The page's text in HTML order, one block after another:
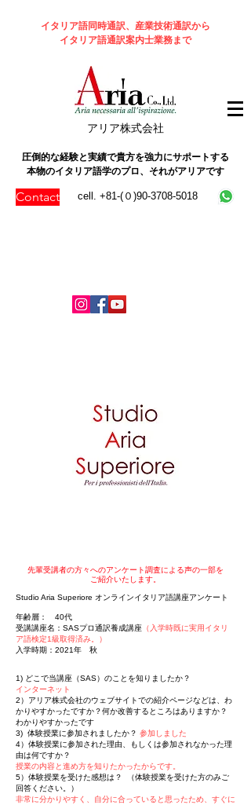
イタリア語同時通訳、産業技術通訳から
イタリア語通訳案内士業務まで
​アリア株式会社
圧倒的な経験と実績で貴方を強力にサポートする
本物のイタリア語学のプロ、それがアリアです
Contact cell. +81-(０)90-3708-5018
先輩受講者の方々へのアンケート調査による声の一部を
ご紹介いたします。
Studio Aria Superiore オンラインイタリア語講座アンケート
年齢層： 40代
受講講座名：SASプロ通訳養成講座 （入学時既に実用イタリ
ア語検定1級取得済み。）
入学時期：2021年 秋
1) どこで当講座（SAS）のことを知りましたか？
インターネット
2）アリア株式会社のウェブサイトでの紹介ページなどは、わ
かりやすかったですか？何か改善するところはありますか？
わかりやすかったです
3) 体験授業に参加されましたか？ 参加しました
4）体験授業に参加された理由、もしくは参加されなかった理
由は何ですか？
授業の内容と進め方を知りたかったからです。
5）体験授業を受けた感想は？ （体験授業を受けた方のみご
回答ください。）
非常に分かりやすく、自分に合っていると思ったため、すぐに